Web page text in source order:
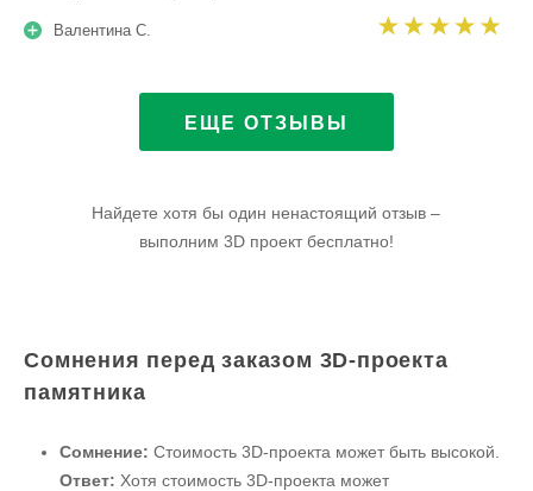
Валентина С.
ЕЩЕ ОТЗЫВЫ
Найдете хотя бы один ненастоящий отзыв –
выполним 3D проект бесплатно!
Сомнения перед заказом 3D-проекта
памятника
Сомнение: Стоимость 3D-проекта может быть высокой.
Ответ: Хотя стоимость 3D-проекта может